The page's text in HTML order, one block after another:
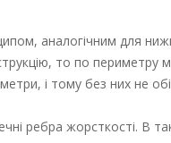
аналогічним для
то по периметру
і тому без них не
ребра жорсткості. В